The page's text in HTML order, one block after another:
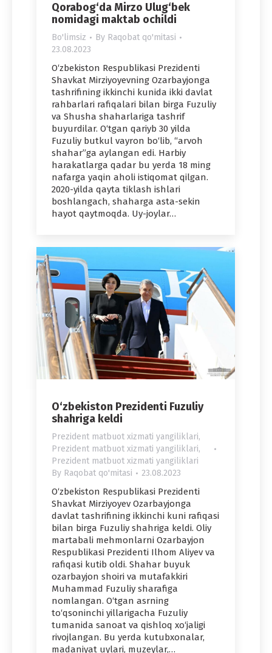
Qorabog‘da Mirzo Ulug‘bek
nomidagi maktab ochildi
Bo'limsiz By Raqobat qo'mitasi
23.08.2023
O‘zbekiston Respublikasi Prezidenti
Shavkat Mirziyoyevning Ozarbayjonga
tashrifining ikkinchi kunida ikki davlat
rahbarlari rafiqalari bilan birga Fuzuliy
va Shusha shaharlariga tashrif
buyurdilar. O‘tgan qariyb 30 yilda
Fuzuliy butkul vayron bo‘lib, “arvoh
shahar”ga aylangan edi. Harbiy
harakatlarga qadar bu yerda 18 ming
nafarga yaqin aholi istiqomat qilgan.
2020-yilda qayta tiklash ishlari
boshlangach, shaharga asta-sekin
hayot qaytmoqda. Uy-joylar…
O‘zbekiston Prezidenti Fuzuliy
shahriga keldi
Prezident matbuot xizmati yangiliklari,
Prezident matbuot xizmati yangiliklari,
Prezident matbuot xizmati yangiliklari
By Raqobat qo'mitasi 23.08.2023
O‘zbekiston Respublikasi Prezidenti
Shavkat Mirziyoyev Ozarbayjonga
davlat tashrifining ikkinchi kuni rafiqasi
bilan birga Fuzuliy shahriga keldi. Oliy
martabali mehmonlarni Ozarbayjon
Respublikasi Prezidenti Ilhom Aliyev va
rafiqasi kutib oldi. Shahar buyuk
ozarbayjon shoiri va mutafakkiri
Muhammad Fuzuliy sharafiga
nomlangan. O‘tgan asrning
to‘qsoninchi yillarigacha Fuzuliy
tumanida sanoat va qishloq xo‘jaligi
rivojlangan. Bu yerda kutubxonalar,
madaniyat uylari, muzeylar,…